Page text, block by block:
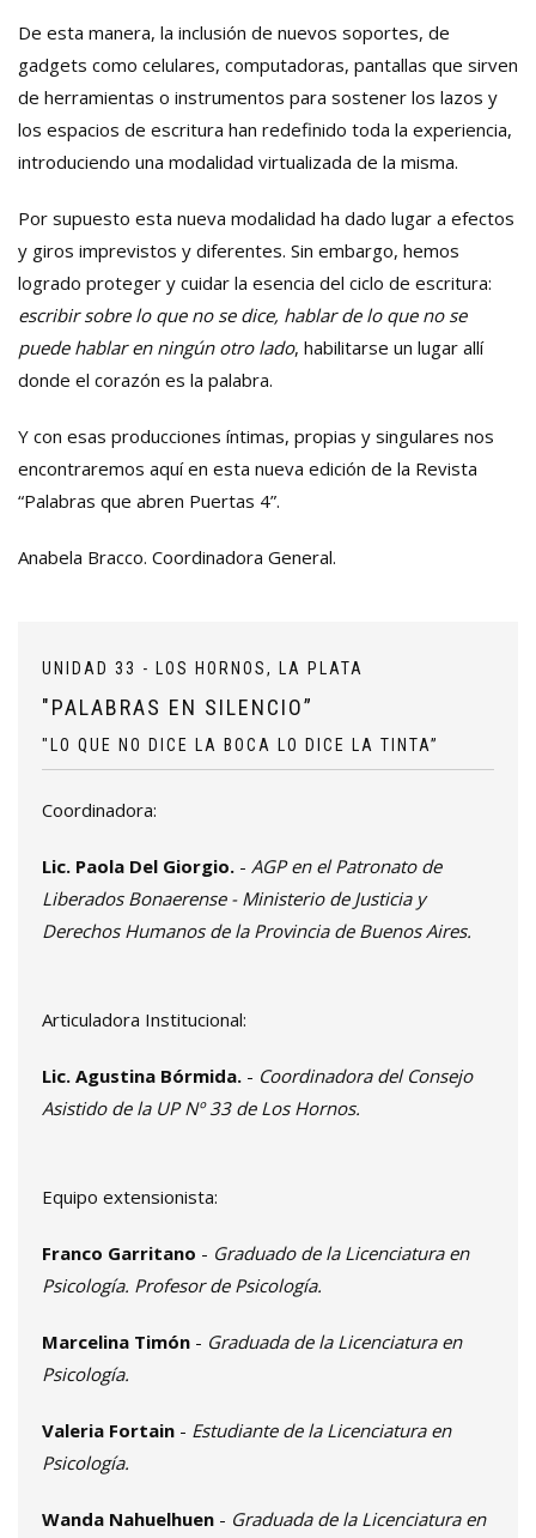
De esta manera, la inclusión de nuevos soportes, de
gadgets como celulares, computadoras, pantallas que sirven
de herramientas o instrumentos para sostener los lazos y
los espacios de escritura han redefinido toda la experiencia,
introduciendo una modalidad virtualizada de la misma.
Por supuesto esta nueva modalidad ha dado lugar a efectos
y giros imprevistos y diferentes. Sin embargo, hemos
logrado proteger y cuidar la esencia del ciclo de escritura:
escribir sobre lo que no se dice, hablar de lo que no se
puede hablar en ningún otro lado, habilitarse un lugar allí
donde el corazón es la palabra.
Y con esas producciones íntimas, propias y singulares nos
encontraremos aquí en esta nueva edición de la Revista
“Palabras que abren Puertas 4”.
Anabela Bracco. Coordinadora General.
UNIDAD 33 - LOS HORNOS, LA PLATA
"PALABRAS EN SILENCIO”
"LO QUE NO DICE LA BOCA LO DICE LA TINTA”
Coordinadora:
Lic. Paola Del Giorgio. - AGP en el Patronato de
Liberados Bonaerense - Ministerio de Justicia y
Derechos Humanos de la Provincia de Buenos Aires.
Articuladora Institucional:
Lic. Agustina Bórmida. - Coordinadora del Consejo
Asistido de la UP Nº 33 de Los Hornos.
Equipo extensionista:
Franco Garritano - Graduado de la Licenciatura en
Psicología. Profesor de Psicología.
Marcelina Timón - Graduada de la Licenciatura en
Psicología.
Valeria Fortain - Estudiante de la Licenciatura en
Psicología.
Wanda Nahuelhuen - Graduada de la Licenciatura en